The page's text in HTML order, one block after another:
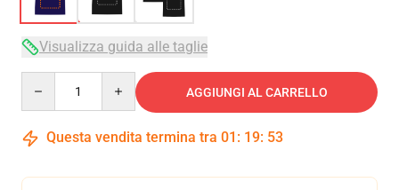
Visualizza guida alle taglie
AGGIUNGI AL CARRELLO
Questa vendita termina tra 01 : 19: 53